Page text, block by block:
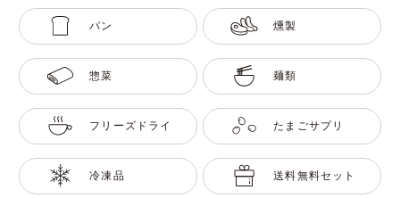
パン 燻製
惣菜 麺類
フリーズドライ たまごサプリ
冷凍品 送料無料セット